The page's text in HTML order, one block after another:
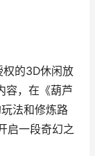
的3D休闲放
容，在《葫芦
法和修炼路
启一段奇幻之